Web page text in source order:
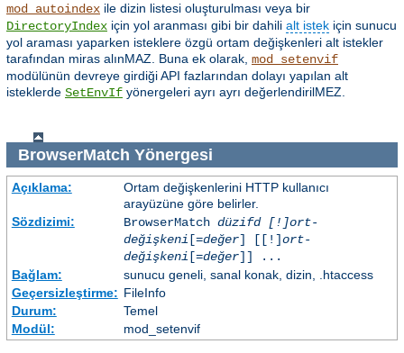
mod_autoindex ile dizin listesi oluşturulması veya bir
DirectoryIndex için yol aranması gibi bir dahili alt istek için sunucu
yol araması yaparken isteklere özgü ortam değişkenleri alt istekler
tarafından miras alınMAZ. Buna ek olarak, mod_setenvif
modülünün devreye girdiği API fazlarından dolayı yapılan alt
isteklerde SetEnvIf yönergeleri ayrı ayrı değerlendirilMEZ.
BrowserMatch Yönergesi
Açıklama:
Ortam değişkenlerini HTTP kullanıcı
arayüzüne göre belirler.
Sözdizimi:
BrowserMatch düzifd [!]ort-
değişkeni [=değer] [[!]ort-
değişkeni [=değer]] ...
Bağlam:
sunucu geneli, sanal konak, dizin, .htaccess
Geçersizleştirme: FileInfo
Durum:
Temel
Modül:
mod_setenvif